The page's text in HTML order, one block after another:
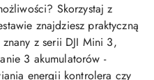
Skorzystaj z
znajdziesz praktyczną
z serii DJI Mini 3,
3 akumulatorów -
energii kontrolera czy